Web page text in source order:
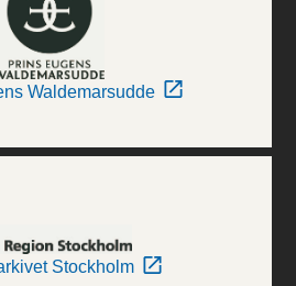
Waldemarsudde
Stockholm